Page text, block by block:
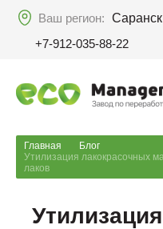
Ваш регион: Саранск
+7-912-035-88-22
Главная
Блог
Утилизация лакокрасочных
лаков
Утилизация